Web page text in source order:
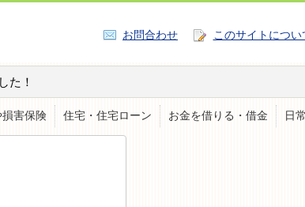
お問合わせ このサイトについ
た！
害保険 住宅・住宅ローン お金を借りる・借金 日